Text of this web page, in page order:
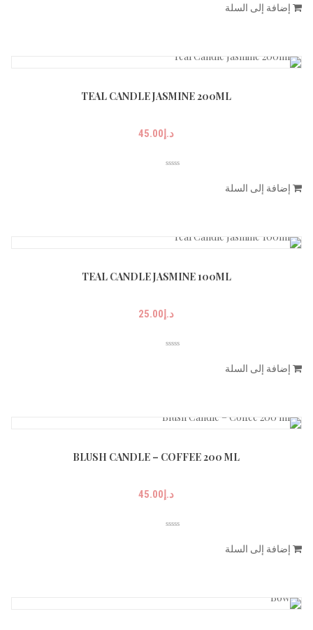
إضافة إلى السلة
TEAL CANDLE JASMINE 200ML
د.إ45.00
إضافة إلى السلة
TEAL CANDLE JASMINE 100ML
د.إ25.00
إضافة إلى السلة
BLUSH CANDLE – COFFEE 200 ML
د.إ45.00
إضافة إلى السلة